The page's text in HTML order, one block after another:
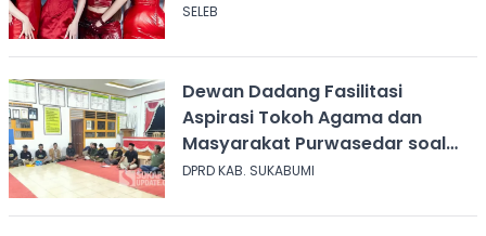
SELEB
Dewan Dadang Fasilitasi
Aspirasi Tokoh Agama dan
Masyarakat Purwasedar soal
Penolakan Konser Reggae
DPRD KAB. SUKABUMI